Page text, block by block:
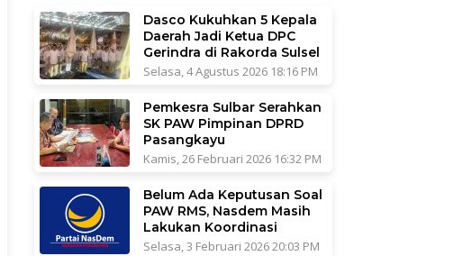
Dasco Kukuhkan 5 Kepala
Daerah Jadi Ketua DPC
Gerindra di Rakorda Sulsel
Selasa, 4 Agustus 2026 18:16 PM
Pemkesra Sulbar Serahkan
SK PAW Pimpinan DPRD
Pasangkayu
Kamis, 26 Februari 2026 16:32 PM
Belum Ada Keputusan Soal
PAW RMS, Nasdem Masih
Lakukan Koordinasi
Selasa, 3 Februari 2026 20:03 PM